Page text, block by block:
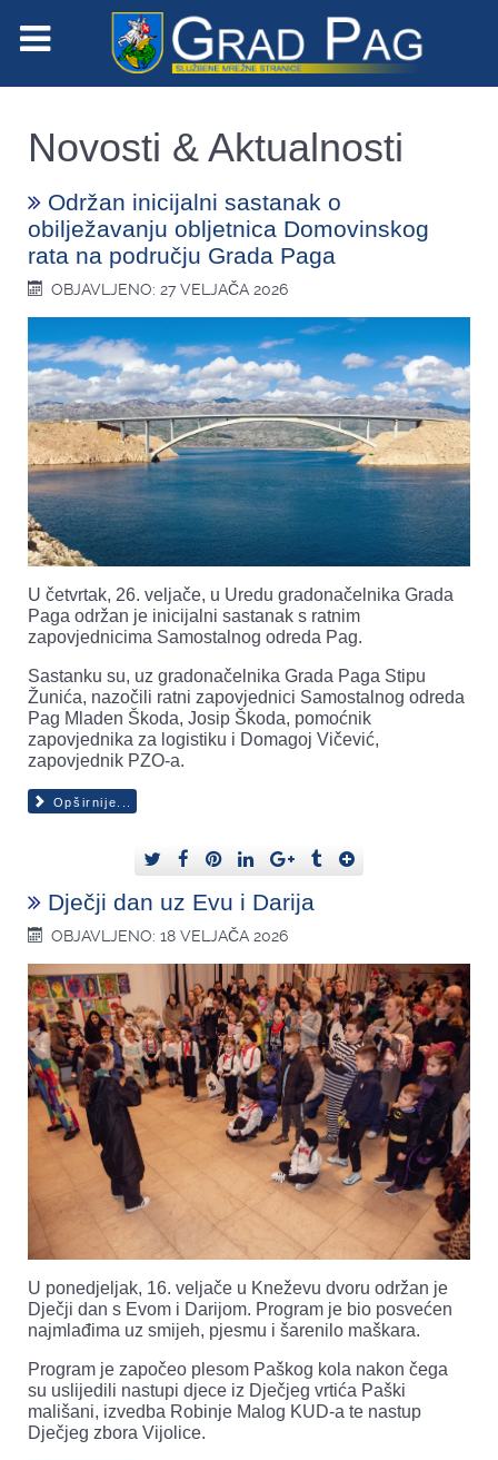
Novosti & Aktualnosti
Održan inicijalni sastanak o
obilježavanju obljetnica Domovinskog
rata na području Grada Paga
OBJAVLJENO: 27 VELJAČA 2026
U četvrtak, 26. veljače, u Uredu gradonačelnika Grada
Paga održan je inicijalni sastanak s ratnim
zapovjednicima Samostalnog odreda Pag.
Sastanku su, uz gradonačelnika Grada Paga Stipu
Žunića, nazočili ratni zapovjednici Samostalnog odreda
Pag Mladen Škoda, Josip Škoda, pomoćnik
zapovjednika za logistiku i Domagoj Vičević,
zapovjednik PZO-a.
Opširnije...
Dječji dan uz Evu i Darija
OBJAVLJENO: 18 VELJAČA 2026
U ponedjeljak, 16. veljače u Kneževu dvoru održan je
Dječji dan s Evom i Darijom. Program je bio posvećen
najmlađima uz smijeh, pjesmu i šarenilo maškara.
Program je započeo plesom Paškog kola nakon čega
su uslijedili nastupi djece iz Dječjeg vrtića Paški
mališani, izvedba Robinje Malog KUD-a te nastup
Dječjeg zbora Vijolice.